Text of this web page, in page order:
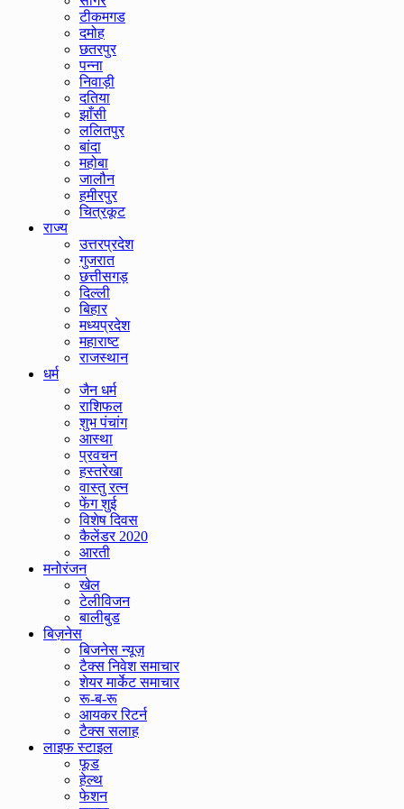
टीकमगड
दमोह
छतरपुर
पन्ना
निवाड़ी
दतिया
झाँसी
ललितपुर
बांदा
महोबा
जालौन
हमीरपुर
चित्रकूट
राज्य
उत्तरप्रदेश
गुजरात
छत्तीसगड़
दिल्ली
बिहार
मध्यप्रदेश
महाराष्ट
राजस्थान
धर्म
जैन धर्म
राशिफल
शुभ पंचांग
आस्था
प्रवचन
हस्तरेखा
वास्तु रत्न
फेंग शुई
विशेष दिवस
कैलेंडर 2020
आरती
मनोरंजन
खेल
टेलीविजन
बालीबुड
बिज़नेस
बिजनेस न्यूज़
टैक्स निवेश समाचार
शेयर मार्केट समाचार
रू-ब-रू
आयकर रिटर्न
टैक्स सलाह
लाइफ स्टाइल
फूड
हेल्थ
फेशन